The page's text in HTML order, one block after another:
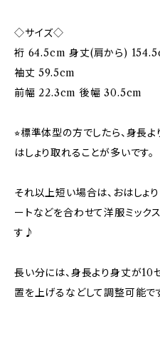
◇サイズ◇
裄 64.5cm 身丈(肩から)
袖丈 59.5cm
前幅 22.3cm 後幅 30.5cm
⭐︎標準体型の方でしたら、身長
はしょり取れることが多いです。
それ以上短い場合は、おはしょ
ートなどを合わせて洋服ミック
す♪
長い分には、身長より身丈が10
置を上げるなどして調整可能で